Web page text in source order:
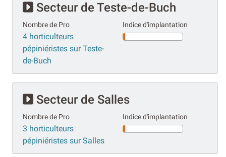
Secteur de Teste-de-Buch
Nombre de Pro
4 horticulteurs
pépiniéristes sur Teste-
de-Buch
Indice d'implantation
Secteur de Salles
Nombre de Pro
3 horticulteurs
pépiniéristes sur Salles
Indice d'implantation